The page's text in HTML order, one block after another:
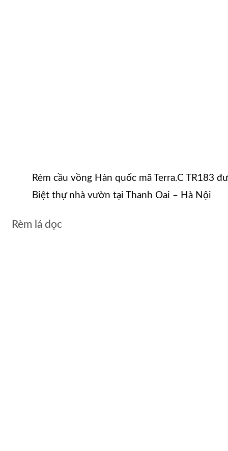
Rèm cầu vồng Hàn quốc mã Terra.C TR183
Biệt thự nhà vườn tại Thanh Oai – Hà Nội
Rèm lá dọc